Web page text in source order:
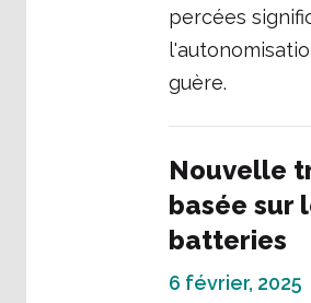
percées
guère.
Nouvelle
basée sur
batteries
6 février, 2025